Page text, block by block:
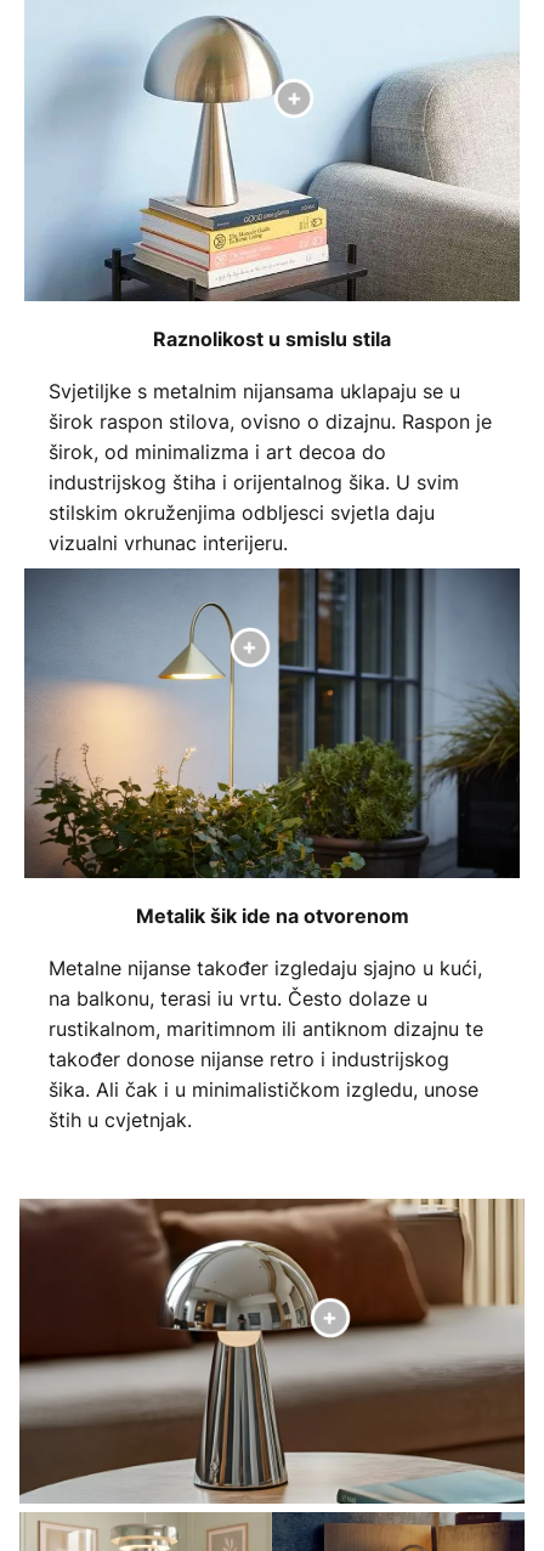
Raznolikost u smislu stila
Svjetiljke s metalnim nijansama uklapaju se u
širok raspon stilova, ovisno o dizajnu. Raspon je
širok, od minimalizma i art decoa do
industrijskog štiha i orijentalnog šika. U svim
stilskim okruženjima odbljesci svjetla daju
vizualni vrhunac interijeru.
Metalik šik ide na otvorenom
Metalne nijanse također izgledaju sjajno u kući,
na balkonu, terasi iu vrtu. Često dolaze u
rustikalnom, maritimnom ili antiknom dizajnu te
također donose nijanse retro i industrijskog
šika. Ali čak i u minimalističkom izgledu, unose
štih u cvjetnjak.